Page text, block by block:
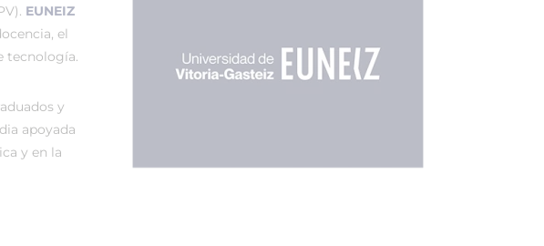
EUNEIZ
el
tecnología.
y
apoyada
y en la